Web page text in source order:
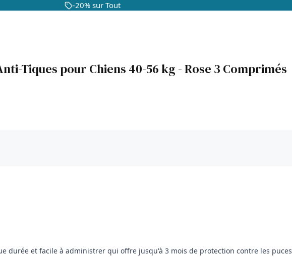
-20% sur Tout
Tiques pour Chiens 40-56 kg - Rose 3 Comprimés
durée et facile à administrer qui offre jusqu'à 3 mois de protection contre les